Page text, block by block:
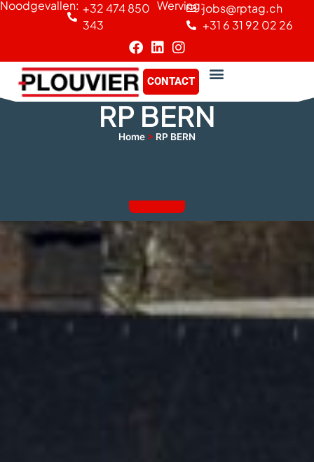
Noodgevallen: +32 474 850
343
Werving:jobs@rptag.ch
+31 6 31 92 02 26
CONTACT
RP BERN
Home > RP BERN
Cookies beheer paneel